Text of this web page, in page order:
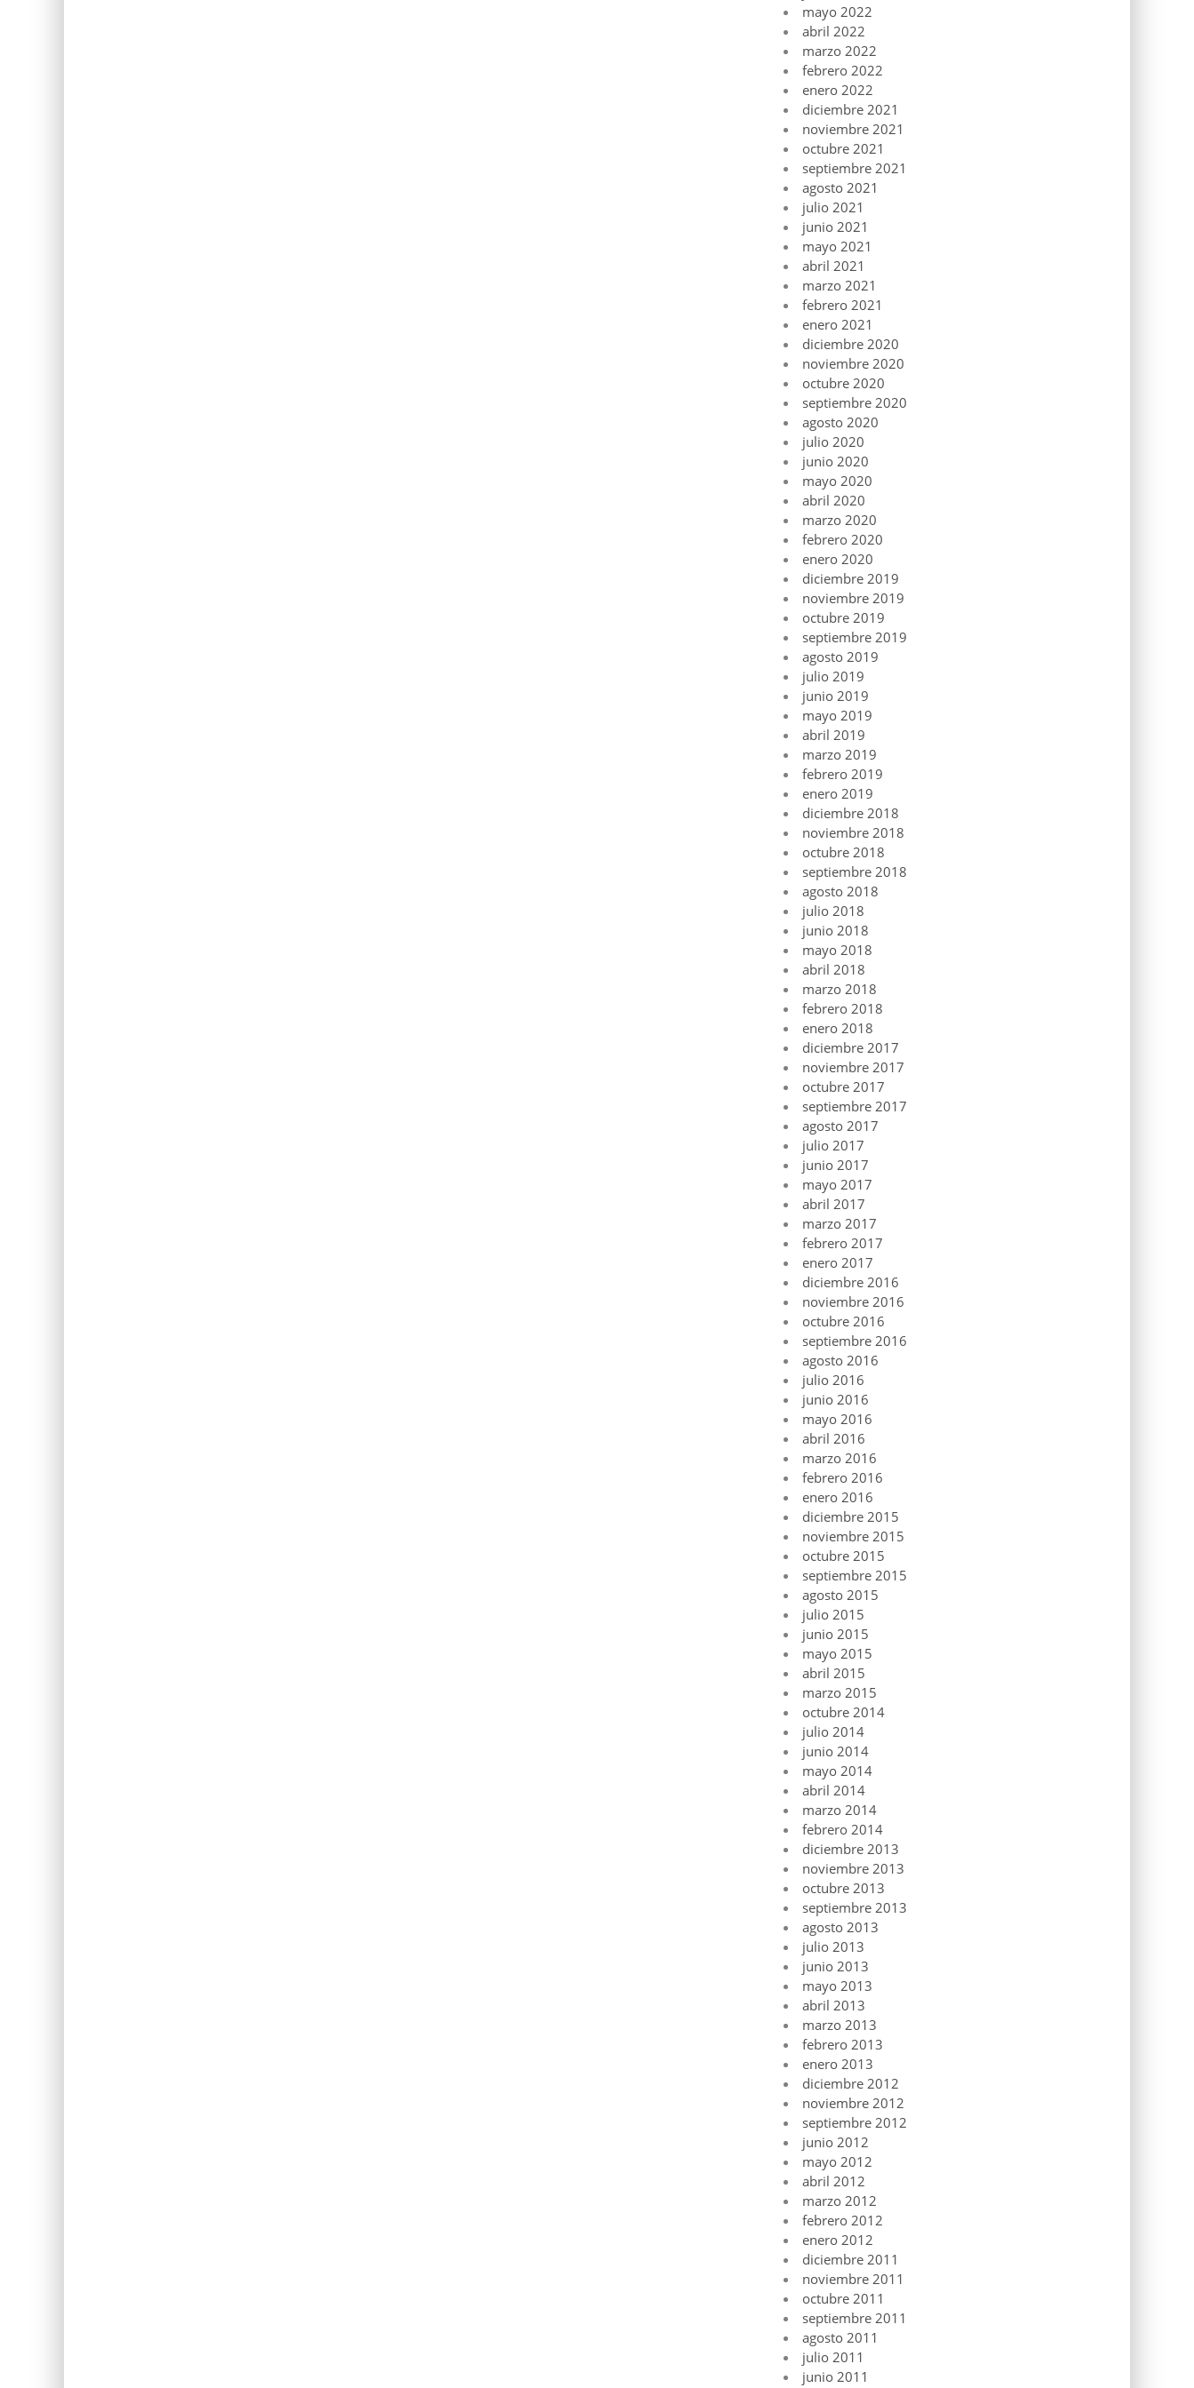
mayo 2022
abril 2022
marzo 2022
febrero 2022
enero 2022
diciembre 2021
noviembre 2021
octubre 2021
septiembre 2021
agosto 2021
julio 2021
junio 2021
mayo 2021
abril 2021
marzo 2021
febrero 2021
enero 2021
diciembre 2020
noviembre 2020
octubre 2020
septiembre 2020
agosto 2020
julio 2020
junio 2020
mayo 2020
abril 2020
marzo 2020
febrero 2020
enero 2020
diciembre 2019
noviembre 2019
octubre 2019
septiembre 2019
agosto 2019
julio 2019
junio 2019
mayo 2019
abril 2019
marzo 2019
febrero 2019
enero 2019
diciembre 2018
noviembre 2018
octubre 2018
septiembre 2018
agosto 2018
julio 2018
junio 2018
mayo 2018
abril 2018
marzo 2018
febrero 2018
enero 2018
diciembre 2017
noviembre 2017
octubre 2017
septiembre 2017
agosto 2017
julio 2017
junio 2017
mayo 2017
abril 2017
marzo 2017
febrero 2017
enero 2017
diciembre 2016
noviembre 2016
octubre 2016
septiembre 2016
agosto 2016
julio 2016
junio 2016
mayo 2016
abril 2016
marzo 2016
febrero 2016
enero 2016
diciembre 2015
noviembre 2015
octubre 2015
septiembre 2015
agosto 2015
julio 2015
junio 2015
mayo 2015
abril 2015
marzo 2015
octubre 2014
julio 2014
junio 2014
mayo 2014
abril 2014
marzo 2014
febrero 2014
diciembre 2013
noviembre 2013
octubre 2013
septiembre 2013
agosto 2013
julio 2013
junio 2013
mayo 2013
abril 2013
marzo 2013
febrero 2013
enero 2013
diciembre 2012
noviembre 2012
septiembre 2012
junio 2012
mayo 2012
abril 2012
marzo 2012
febrero 2012
enero 2012
diciembre 2011
noviembre 2011
octubre 2011
septiembre 2011
agosto 2011
julio 2011
junio 2011